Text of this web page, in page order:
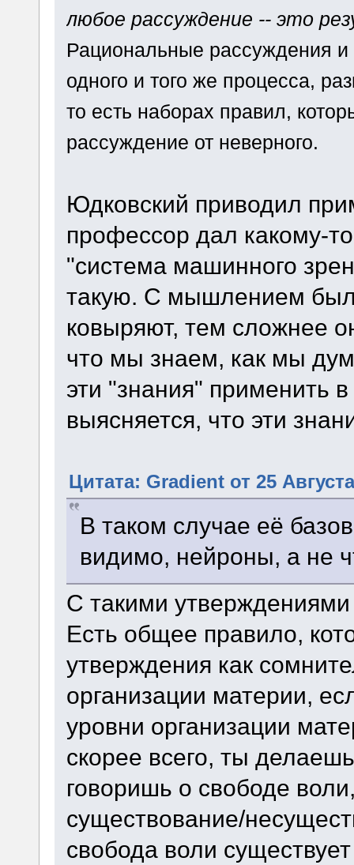
любое рассуждение -- это
Рациональные рассуждения и
одного и того же процесса,
то есть наборах правил,
рассуждение от неверного.
Юдковский приводил
профессор дал какому-
"система машинного
такую. С мышлением
ковыряют, тем сложнее
что мы знаем, как мы
эти "знания" применить
выясняется, что эти
Цитата: Gradient от 25
В таком случае её
видимо, нейроны, а не
С такими утверждениями
Есть общее правило,
утверждения как
организации материи,
уровни организации
скорее всего, ты
говоришь о свободе
существование/
свобода воли